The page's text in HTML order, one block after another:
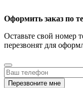
Оформить заказ по
Оставьте свой номер
перезвонят для
Перезвоните мне